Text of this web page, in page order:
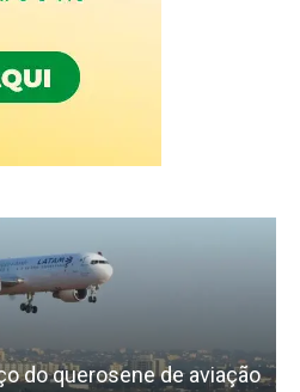
do querosene de aviação